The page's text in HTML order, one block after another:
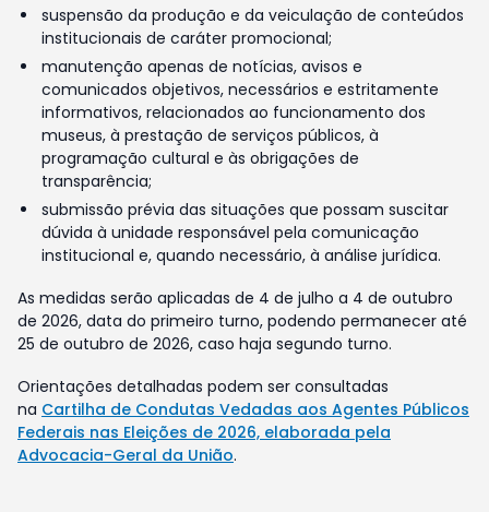
suspensão da produção e da veiculação de conteúdos
institucionais de caráter promocional;
manutenção apenas de notícias, avisos e
comunicados objetivos, necessários e estritamente
informativos, relacionados ao funcionamento dos
museus, à prestação de serviços públicos, à
programação cultural e às obrigações de
transparência;
submissão prévia das situações que possam suscitar
dúvida à unidade responsável pela comunicação
institucional e, quando necessário, à análise jurídica.
As medidas serão aplicadas de 4 de julho a 4 de outubro
de 2026, data do primeiro turno, podendo permanecer até
25 de outubro de 2026, caso haja segundo turno.
Orientações detalhadas podem ser consultadas
na Cartilha de Condutas Vedadas aos Agentes Públicos
Federais nas Eleições de 2026, elaborada pela
Advocacia-Geral da União.